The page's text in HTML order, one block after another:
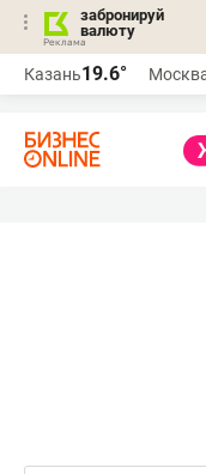
забронируй
валюту
Казань19.6°